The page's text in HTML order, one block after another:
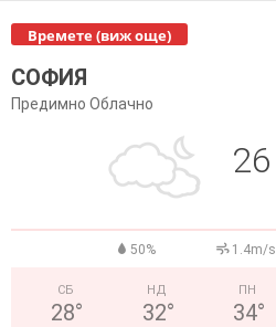
Времете (виж още)
СОФИЯ
Предимно Облачно
26
50% 1.4m/s
СБ
28°
НД
32°
ПН
34°